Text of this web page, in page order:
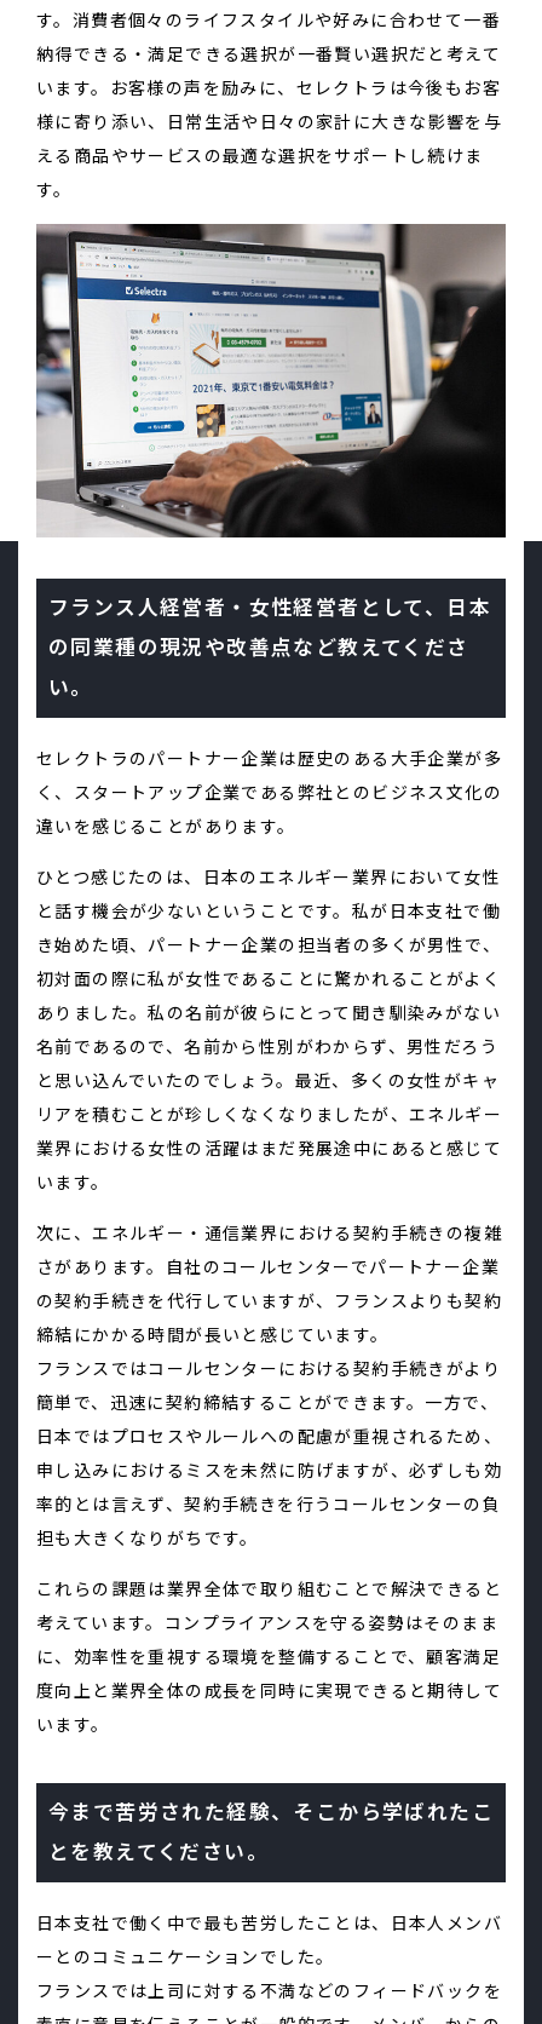
す。消費者個々のライフスタイルや好みに合わせて一番
納得できる・満足できる選択が一番賢い選択だと考えて
います。お客様の声を励みに、セレクトラは今後もお客
様に寄り添い、日常生活や日々の家計に大きな影響を与
える商品やサービスの最適な選択をサポートし続けま
す。
フランス人経営者・女性経営者として、日本
の同業種の現況や改善点など教えてくださ
い。
セレクトラのパートナー企業は歴史のある大手企業が多
く、スタートアップ企業である弊社とのビジネス文化の
違いを感じることがあります。
ひとつ感じたのは、日本のエネルギー業界において女性
と話す機会が少ないということです。私が日本支社で働
き始めた頃、パートナー企業の担当者の多くが男性で、
初対面の際に私が女性であることに驚かれることがよく
ありました。私の名前が彼らにとって聞き馴染みがない
名前であるので、名前から性別がわからず、男性だろう
と思い込んでいたのでしょう。最近、多くの女性がキャ
リアを積むことが珍しくなくなりましたが、エネルギー
業界における女性の活躍はまだ発展途中にあると感じて
います。
次に、エネルギー・通信業界における契約手続きの複雑
さがあります。自社のコールセンターでパートナー企業
の契約手続きを代行していますが、フランスよりも契約
締結にかかる時間が長いと感じています。
フランスではコールセンターにおける契約手続きがより
簡単で、迅速に契約締結することができます。一方で、
日本ではプロセスやルールへの配慮が重視されるため、
申し込みにおけるミスを未然に防げますが、必ずしも効
率的とは言えず、契約手続きを行うコールセンターの負
担も大きくなりがちです。
これらの課題は業界全体で取り組むことで解決できると
考えています。コンプライアンスを守る姿勢はそのまま
に、効率性を重視する環境を整備することで、顧客満足
度向上と業界全体の成長を同時に実現できると期待して
います。
今まで苦労された経験、そこから学ばれたこ
とを教えてください。
日本支社で働く中で最も苦労したことは、日本人メンバ
ーとのコミュニケーションでした。
フランスでは上司に対する不満などのフィードバックを